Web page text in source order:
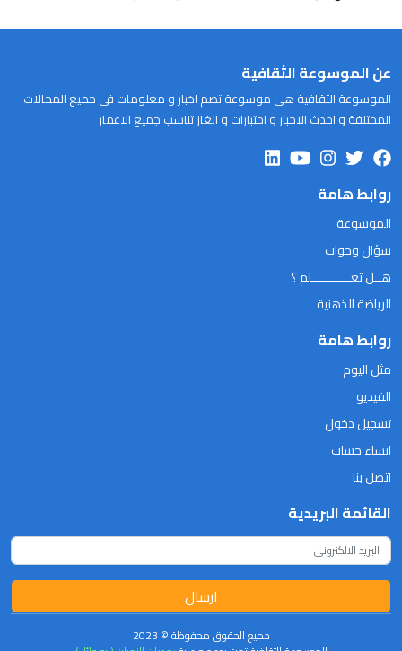
عن الموسوعة الثقافية
الموسوعة الثقافية هى موسوعة تضم اخبار و معلومات فى جميع المجالات
المختلفة و احدث الاخبار و اختبارات و الغاز تناسب جميع الاعمار
روابط هامة
الموسوعة
سؤال وجواب
هــل تعـــــــــــلم ؟
الرياضة الذهنية
روابط هامة
مثل اليوم
الفيديو
تسجيل دخول
انشاء حساب
اتصل بنا
القائمة البريدية
ارسال
جميع الحقوق محفوظة © 2023